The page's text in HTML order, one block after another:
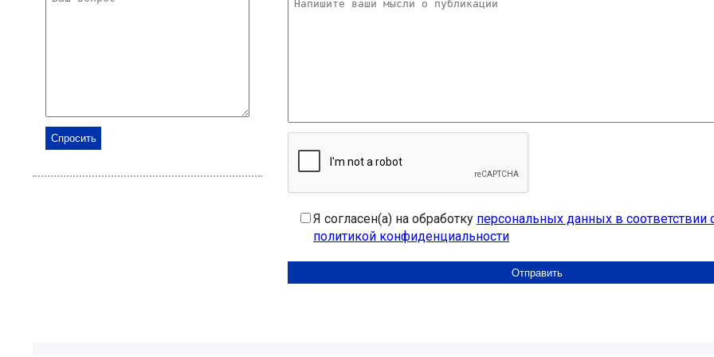
Я согласен(а) на обработку персональных данных в соответствии
политикой конфиденциальности